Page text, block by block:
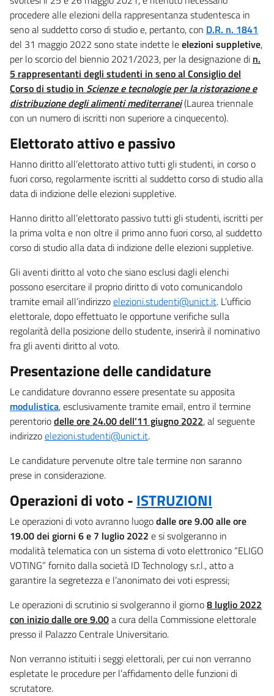
procedere alle elezioni della rappresentanza studentesca in
seno al suddetto corso di studio e, pertanto, con D.R. n. 1841
del 31 maggio 2022 sono state indette leelezioni suppletive,
per lo scorcio del biennio 2021/2023, per la designazione di n.
5 rappresentanti degli studenti in seno al Consiglio del
Corso di studio in Scienze e tecnologie per la ristorazione e
distribuzione degli alimenti mediterranei(Laurea triennale
con un numero di iscritti non superiore a cinquecento).
Elettorato attivo e passivo
Hanno diritto all’elettorato attivo tutti gli studenti, in corso o
fuori corso, regolarmente iscritti al suddetto corso di studio alla
data di indizione delle elezioni suppletive.
Hanno diritto all’elettorato passivo tutti gli studenti, iscritti per
la prima volta e non oltre il primo anno fuori corso, al suddetto
corso di studio alla data di indizione delle elezioni suppletive.
Gli aventi diritto al voto che siano esclusi dagli elenchi
possono esercitare il proprio diritto di voto comunicandolo
tramite email all’indirizzoelezioni.studenti@unict.it. L’ufficio
elettorale, dopo effettuato le opportune verifiche sulla
regolarità della posizione dello studente, inserirà il nominativo
fra gli aventi diritto al voto.
Presentazione delle candidature
Le candidature dovranno essere presentate su apposita
modulistica, esclusivamente tramite email, entro il termine
perentoriodelle ore 24.00 dell’11 giugno 2022, al seguente
indirizzoelezioni.studenti@unict.it.
Le candidature pervenute oltre tale termine non saranno
prese in considerazione.
Operazioni di voto -ISTRUZIONI
Le operazioni di voto avranno luogodalle ore 9.00 alle ore
19.00dei giorni 6 e 7 luglio 2022 e si svolgeranno in
modalità telematica con un sistema di voto elettronico “ELIGO
VOTING” fornito dalla società ID Technology s.r.l., atto a
garantire la segretezza e l’anonimato dei voti espressi;
Le operazioni di scrutinio si svolgeranno il giorno8 luglio 2022
con inizio dalle ore 9.00a cura della Commissione elettorale
presso il Palazzo Centrale Universitario.
Non verranno istituiti i seggi elettorali, per cui non verranno
espletate le procedure per l’affidamento delle funzioni di
scrutatore.